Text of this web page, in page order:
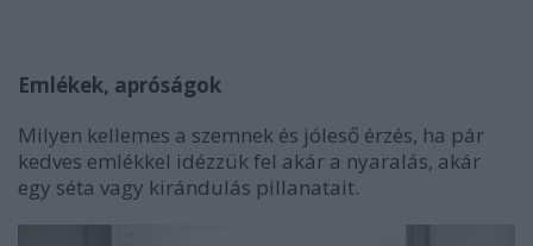
Emlékek, apróságok
Milyen kellemes a szemnek és jóleső érzés, ha pár
kedves emlékkel idézzük fel akár a nyaralás, akár
egy séta vagy kirándulás pillanatait.